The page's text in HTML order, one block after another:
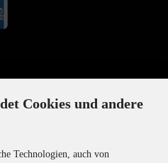
Cookies und andere
Technologien, auch von